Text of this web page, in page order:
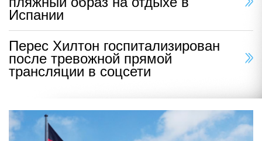
Испании
Перес Хилтон госпитализирован
после тревожной прямой
трансляции в соцсети